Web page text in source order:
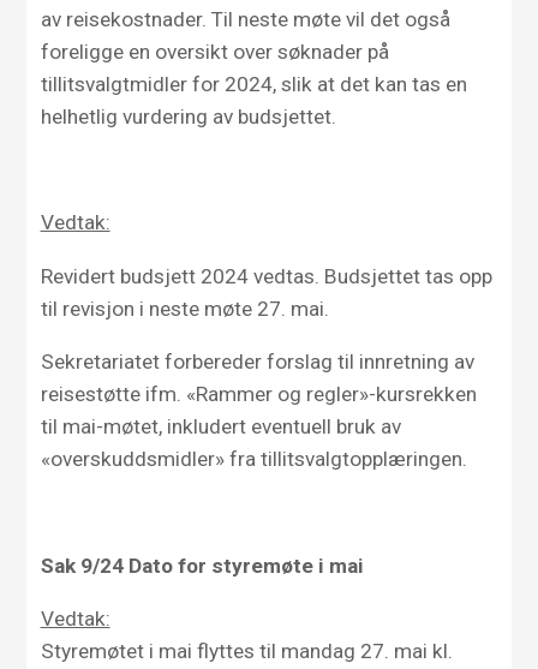
av reisekostnader. Til neste møte vil det også
foreligge en oversikt over søknader på
tillitsvalgtmidler for 2024, slik at det kan tas en
helhetlig vurdering av budsjettet.
Vedtak:
Revidert budsjett 2024 vedtas. Budsjettet tas opp
til revisjon i neste møte 27. mai.
Sekretariatet forbereder forslag til innretning av
reisestøtte ifm. «Rammer og regler»-kursrekken
til mai-møtet, inkludert eventuell bruk av
«overskuddsmidler» fra tillitsvalgtopplæringen.
Sak 9/24 Dato for styremøte i mai
Vedtak:
Styremøtet i mai flyttes til mandag 27. mai kl.